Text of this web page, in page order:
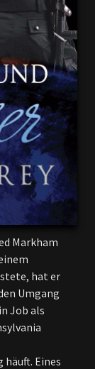
Markham
hat er
Umgang
Job als
Eines